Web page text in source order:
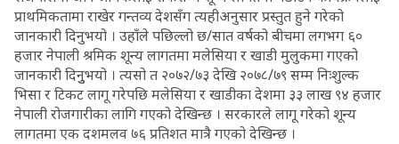
प्राथमिकतामा राखेर गन्तव्य देशसँग त्यहीअनुसार प्रस्तुत हुने गरेको
जानकारी दिनुभयो । उहाँले पछिल्लो छ/सात वर्षको बीचमा लगभग ६०
हजार नेपाली श्रमिक शून्य लागतमा मलेसिया र खाडी मुलुकमा गएको
जानकारी दिनुुभयो । त्यसो त २०७२/७३ देखि २०७८/७९ सम्म निःशुल्क
भिसा र टिकट लागू गरेपछि मलेसिया र खाडीका देशमा ३३ लाख ९४ हजार
नेपाली रोजगारीका लागि गएको देखिन्छ । सरकारले लागू गरेको शून्य
लागतमा एक दशमलव ७६ प्रतिशत मात्रै गएको देखिन्छ ।